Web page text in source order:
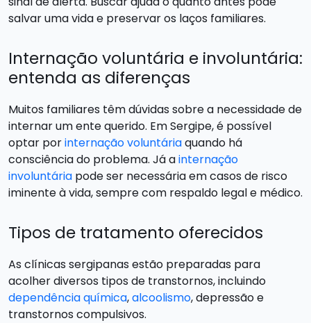
salvar uma vida e preservar os laços familiares.
Internação voluntária e involuntária:
entenda as diferenças
Muitos familiares têm dúvidas sobre a necessidade de
internar um ente querido. Em Sergipe, é possível
optar porinternação voluntáriaquando há
consciência do problema. Já ainternação
involuntária pode ser necessária em casos de risco
iminente à vida, sempre com respaldo legal e médico.
Tipos de tratamento oferecidos
As clínicas sergipanas estão preparadas para
acolher diversos tipos de transtornos, incluindo
dependência química,alcoolismo, depressão e
transtornos compulsivos.